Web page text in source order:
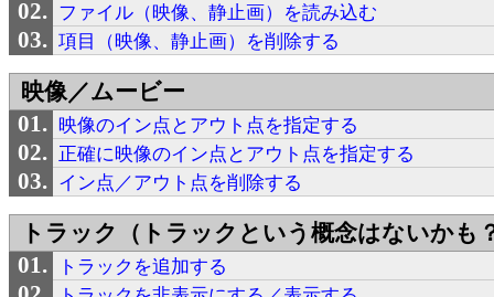
ファイル（映像、静止画）を読み込む
項目（映像、静止画）を削除する
映像／ムービー
映像のイン点とアウト点を指定する
正確に映像のイン点とアウト点を指定する
イン点／アウト点を削除する
トラック（トラックという概念はないかも
トラックを追加する